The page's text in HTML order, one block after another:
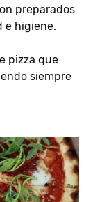
preparados
e higiene.
pizza que
siempre